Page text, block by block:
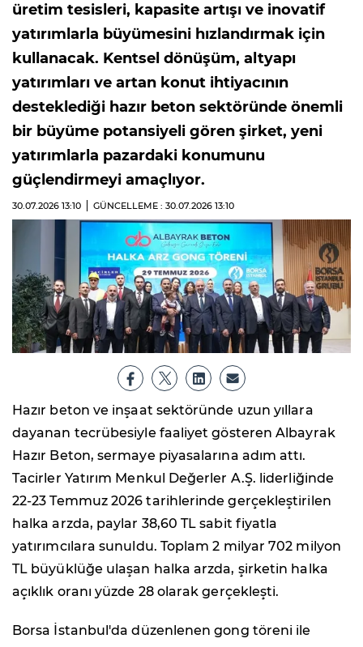
üretim tesisleri, kapasite artışı ve inovatif
yatırımlarla büyümesini hızlandırmak için
kullanacak. Kentsel dönüşüm, altyapı
yatırımları ve artan konut ihtiyacının
desteklediği hazır beton sektöründe önemli
bir büyüme potansiyeli gören şirket, yeni
yatırımlarla pazardaki konumunu
güçlendirmeyi amaçlıyor.
30.07.2026 13:10 GÜNCELLEME : 30.07.2026 13:10
Hazır beton ve inşaat sektöründe uzun yıllara
dayanan tecrübesiyle faaliyet gösteren Albayrak
Hazır Beton, sermaye piyasalarına adım attı.
Tacirler Yatırım Menkul Değerler A.Ş. liderliğinde
22-23 Temmuz 2026 tarihlerinde gerçekleştirilen
halka arzda, paylar 38,60 TL sabit fiyatla
yatırımcılara sunuldu. Toplam 2 milyar 702 milyon
TL büyüklüğe ulaşan halka arzda, şirketin halka
açıklık oranı yüzde 28 olarak gerçekleşti.
Borsa İstanbul'da düzenlenen gong töreni ile